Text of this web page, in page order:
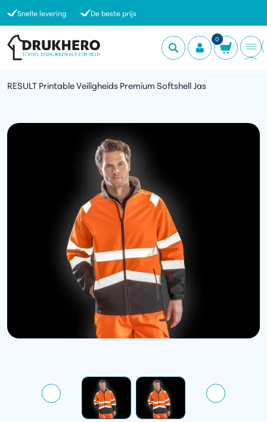
Snelle levering De beste prijs
0
RESULT Printable Veiligheids Premium Softshell Jas